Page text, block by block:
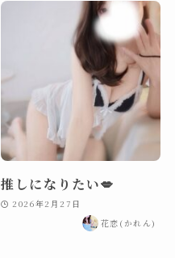
推しになりたい💋
2026年2月27日
花恋(かれん)